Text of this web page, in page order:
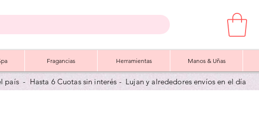
Fragancias Herramientas Manos & Uñas
país - Hasta 6 Cuotas sin interés - Lujan y alrededores envíos en el día